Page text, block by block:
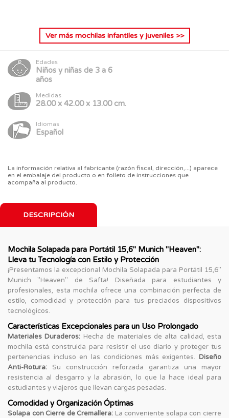
Ver más mochilas infantiles y juveniles>>
Edades
Niños y niñas de 3 a 6
años
Medidas
28.00 x 42.00 x 13.00 cm.
Idiomas
Español
La información relativa al fabricante (razón fiscal, dirección,...) aparece
en el embalaje del producto o en folleto de instrucciones que
acompaña al producto.
DESCRIPCIÓN
Mochila Solapada para Portátil 15,6'' Munich "Heaven":
Lleva tu Tecnología con Estilo y Protección
¡Presentamos la excepcional Mochila Solapada para Portátil 15,6''
Munich "Heaven" de Safta! Diseñada para estudiantes y
profesionales, esta mochila ofrece una combinación perfecta de
estilo, comodidad y protección para tus preciados dispositivos
tecnológicos.
Características Excepcionales para un Uso Prolongado
Materiales Duraderos: Hecha de materiales de alta calidad, esta
mochila está construida para resistir el uso diario y proteger tus
pertenencias incluso en las condiciones más exigentes. Diseño
Anti-Rotura: Su construcción reforzada garantiza una mayor
resistencia al desgarro y la abrasión, lo que la hace ideal para
estudiantes y viajeros que llevan cargas pesadas.
Comodidad y Organización Óptimas
Solapa con Cierre de Cremallera: La conveniente solapa con cierre